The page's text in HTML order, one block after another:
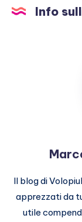
Info
Il blog di
apprezzati da
utile